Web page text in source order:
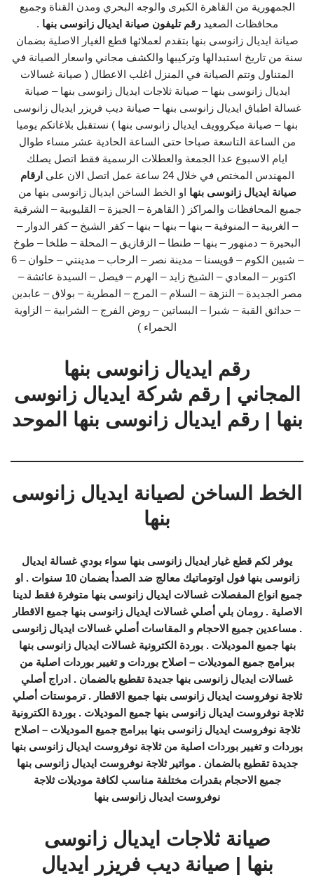
الجمهورية من القاهرة الكبرى والوجه البحري ومدن القناة وجميع
محافظات الصعيد رقم تليفون صيانة ايديال زانوسى بنها .
صيانة ايديال زانوسى بنها بتقدم لعملائها قطع الغيار الاصلية بضمان
سنة من تاريخ استبدالها وتركيبها والكشف مجاني واسعار الصيانة في
المتناول وتتم الصيانة في المنزل اغلب الاعطال ( صيانة غسالات
ايديال زانوسى بنها – صيانة ثلاجات ايديال زانوسى بنها – صيانة
غسالة اطباق ايديال زانوسى بنها – صيانة ديب فريزر ايديال زانوسى
بنها – صيانة ميكروويف ايديال زانوسى بنها ) نستقبل بلاغاتكم يوميا
من الساعة التاسعة صباحا حتى الساعة الحادية عشر مساء طوال
ايام الاسبوع عدا الجمعة والعطلات الرسمية فقط اتصل يصلك
المهندس المختص في خلال 24 ساعة عمل اتصل الان على
ارقام
صيانة ايديال زانوسى بنها او الخط الساخن ايديال زانوسى بنها من
جميع المحافظات والمراكز ( القاهرة – الجيزة – القليوبية – الشرقية
– الغربية – المنوفية – بنها – بنها – بنها – كفر الشيخ – كفر الدوار –
البحيرة – دمنهور – بنها – طنطا – الزقازيق – المحلة – طلخا – طوخ
– شبين الكوم – قويسنا – مدينة نصر – الرحاب – مدينتي – حلوان – 6
اكتوبر – المعادي – الشيخ زايد – الهرم – فيصل – السيدة عائشة –
مصر الجديدة – النزهة – السلام – المرج – المطرية – بولاق – عابدين
– حدائق القبة – شبرا – البساتين – روض الفرج – الشرابية – الزاوية
الحمراء )
رقم ايديال زانوسى بنها
المجاني | رقم شركة ايديال زانوسى
بنها | رقم ايديال زانوسى بنها الموحد
الخط الساخن لصيانة ايديال زانوسى
بنها
يوفر لكم قطع غيار ايديال زانوسى بنها سواء بودي غسالة ايديال
زانوسى بنها فول اوتوماتيك معالج ضد الصدأ بضمان 10 سنوات . او
جميع انواع المفصلات غسالات ايديال زانوسى بنها متوفرة فقط لدينا
الاصلية . رومان بلي أصلي غسالات ايديال زانوسى بنها جميع الاقطار
. مساعدين جميع الاحجام و المقاسات أصلي غسالات ايديال زانوسى
بنها جميع الموديلات . بوردة الكترونية غسالات ايديال زانوسى بنها
ببرامج جميع الموديلات – اصلاح بوردات و تغيير بوردات اصلية من
غسالات ايديال زانوسى بنها جديدة تقطيع بالضمان . ادراج أصلي
ثلاجة نوفروست ايديال زانوسى بنها جميع الاقطار . ترموستات أصلي
ثلاجة نوفروست ايديال زانوسى بنها جميع الموديلات . بوردة الكترونية
ثلاجة نوفروست ايديال زانوسى بنها ببرامج جميع الموديلات – اصلاح
بوردات و تغيير بوردات اصلية من ثلاجة نوفروست ايديال زانوسى بنها
جديدة تقطيع بالضمان . مواتير ثلاجة نوفروست ايديال زانوسى بنها
جميع الاحجام بقدرات مختلفة مناسب لكافة موديلات ثلاجة
نوفروست ايديال زانوسى بنها
صيانة ثلاجات ايديال زانوسى
بنها | صيانة ديب فريزر ايديال